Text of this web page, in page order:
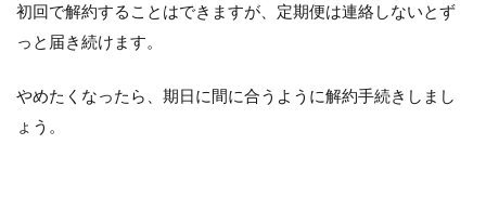
初回で解約することはできますが、定期便は連絡しないとず
っと届き続けます。
やめたくなったら、期日に間に合うように解約手続きしまし
ょう。